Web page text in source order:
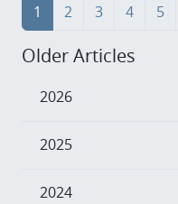
1 2 3 4 5
Older Articles
2026
2025
2024